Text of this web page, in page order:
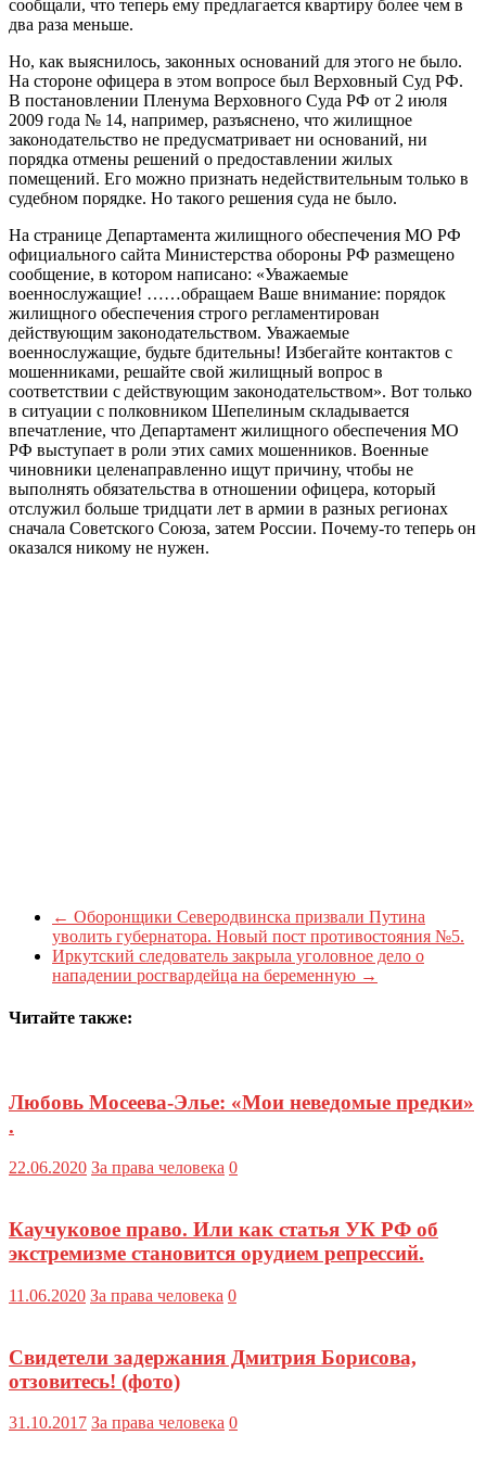
сообщали, что теперь ему предлагается квартиру более чем в
два раза меньше.
Но, как выяснилось, законных оснований для этого не было.
На стороне офицера в этом вопросе был Верховный Суд РФ.
В постановлении Пленума Верховного Суда РФ от 2 июля
2009 года № 14, например, разъяснено, что жилищное
законодательство не предусматривает ни оснований, ни
порядка отмены решений о предоставлении жилых
помещений. Его можно признать недействительным только в
судебном порядке. Но такого решения суда не было.
На странице Департамента жилищного обеспечения МО РФ
официального сайта Министерства обороны РФ размещено
сообщение, в котором написано: «Уважаемые
военнослужащие! ……обращаем Ваше внимание: порядок
жилищного обеспечения строго регламентирован
действующим законодательством. Уважаемые
военнослужащие, будьте бдительны! Избегайте контактов с
мошенниками, решайте свой жилищный вопрос в
соответствии с действующим законодательством». Вот только
в ситуации с полковником Шепелиным складывается
впечатление, что Департамент жилищного обеспечения МО
РФ выступает в роли этих самих мошенников. Военные
чиновники целенаправленно ищут причину, чтобы не
выполнять обязательства в отношении офицера, который
отслужил больше тридцати лет в армии в разных регионах
сначала Советского Союза, затем России. Почему-то теперь он
оказался никому не нужен.
← Оборонщики Северодвинска призвали Путина
уволить губернатора. Новый пост противостояния №5.
Иркутский следователь закрыла уголовное дело о
нападении росгвардейца на беременную →
Читайте также:
Любовь Мосеева-Элье: «Мои неведомые предки»
.
22.06.2020 За права человека 0
Каучуковое право. Или как статья УК РФ об
экстремизме становится орудием репрессий.
11.06.2020 За права человека 0
Свидетели задержания Дмитрия Борисова,
отзовитесь! (фото)
31.10.2017 За права человека 0